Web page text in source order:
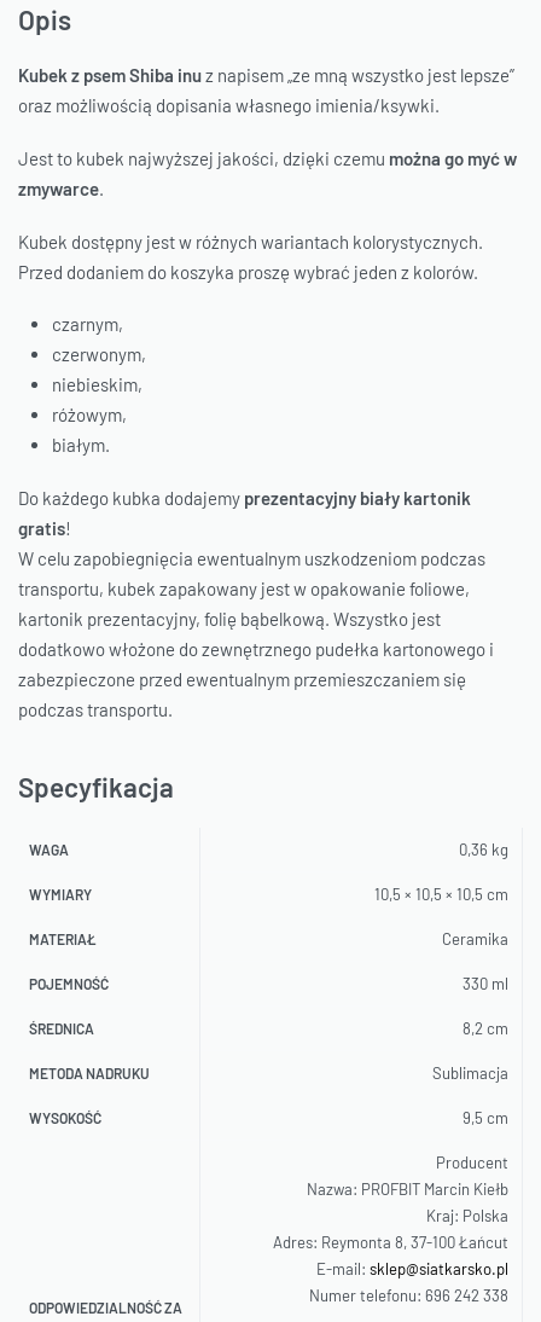
Opis
Kubek z psem Shiba inuz napisem „ze mną wszystko jest lepsze”
oraz możliwością dopisania własnego imienia/ksywki.
Jest to kubek najwyższej jakości, dzięki czemu można go myć w
zmywarce.
Kubek dostępny jest w różnych wariantach kolorystycznych.
Przed dodaniem do koszyka proszę wybrać jeden z kolorów.
czarnym,
czerwonym,
niebieskim,
różowym,
białym.
Do każdego kubka dodajemy prezentacyjny biały kartonik
gratis!
W celu zapobiegnięcia ewentualnym uszkodzeniom podczas
transportu, kubek zapakowany jest w opakowanie foliowe,
kartonik prezentacyjny, folię bąbelkową. Wszystko jest
dodatkowo włożone do zewnętrznego pudełka kartonowego i
zabezpieczone przed ewentualnym przemieszczaniem się
podczas transportu.
Specyfikacja
WAGA 0,36 kg
WYMIARY 10,5 × 10,5 × 10,5 cm
MATERIAŁ Ceramika
POJEMNOŚĆ 330 ml
ŚREDNICA 8,2 cm
METODA NADRUKU Sublimacja
WYSOKOŚĆ 9,5 cm
ODPOWIEDZIALNOŚĆ ZA
Producent
Nazwa: PROFBIT Marcin Kiełb
Kraj: Polska
Adres: Reymonta 8, 37-100 Łańcut
E-mail: sklep@siatkarsko.pl
Numer telefonu: 696 242 338